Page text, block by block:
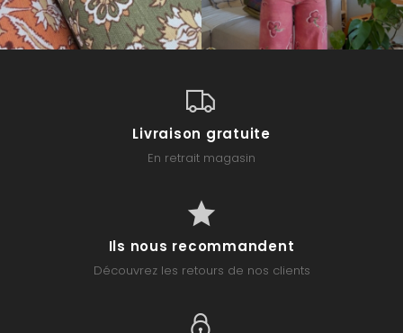
Livraison gratuite
En retrait magasin
Ils nous recommandent
Découvrez les retours de nos clients